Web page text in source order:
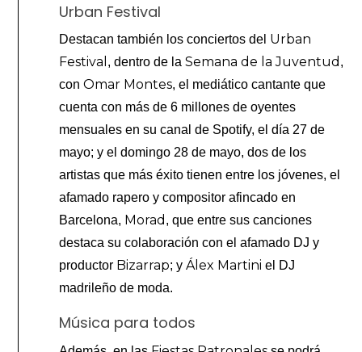
Urban Festival
Destacan también los conciertos del Urban
Festival , dentro de laSemana de la Juventud ,
conOmar Montes, el mediático cantante que
cuenta con más de 6 millones de oyentes
mensuales en su canal de Spotify, el día 27 de
mayo; y el domingo 28 de mayo, dos de los
artistas que más éxito tienen entre los jóvenes, el
afamado rapero y compositor afincado en
Barcelona, Morad , que entre sus canciones
destaca su colaboración con el afamado DJ y
productor Bizarrap; yÁlex Martini el DJ
madrileño de moda.
Música para todos